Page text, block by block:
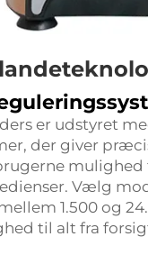
er udstyret
der giver
Vælg
1.500 og
til alt fra